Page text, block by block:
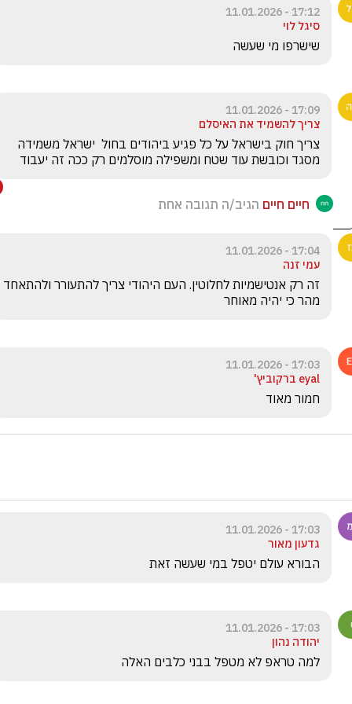
17:12 - 11.01.2026
סיגל לוי
שישרפו מי שעשה
17:09 - 11.01.2026
צריך להשמיד את האיסלם
מסגד וכובשת עוד שטח ומשפילה מוסלמים רק ככה זה יעבוד
חיים חיים הגיב/ה תגובה אחת
17:04 - 11.01.2026
עמי זנה
מהר כי יהיה מאוחר
17:03 - 11.01.2026
eyal ברקוביץ'
חמור מאוד
17:03 - 11.01.2026
גדעון מאור
הבורא עולם יטפל במי שעשה זאת
17:03 - 11.01.2026
יהודה נהון
למה טראפ לא מטפל בבני כלבים האלה